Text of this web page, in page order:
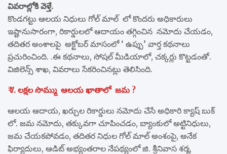
వివరాల్లోకి వెళ్తే.
కొండగట్టు ఆలయ నిధులు గోల్ మాల్ లో కొందరు అధికారులు
ఇష్టానుసారంగా, రికార్డులలో ఆదాయం తగ్గించిన నమోదు చేయడం,
తదితర అంశాలపై అక్టోబర్ మాసంలో ‘ ఉప్పు’ వార్త కథనాలు
ప్రచురించింది. .ఈ కథనాలు, సోషల్ మీడియాలో, చక్కర్లు కొట్టడంతో.
విజిలెన్స్ శాఖ, వివరాలు సేకరించినట్లు తెలిసింది.
₹ 7. లక్షల సొమ్ము ఆలయ ఖాతాలో జమ ?
ఆలయ ఆదాయ, ఖర్చుల రికార్డులు నమోదు చేసే అధికారి క్యాష్ బుక్
లో. జమ నమోదు, తక్కువగా చూపించడం, బ్యాంకులో అట్టినిధులు,
జమ చేయకపోవడం, తదితర నిధుల గోల్ మాల్ అంశంపై, అనేక
ఫిర్యాదులు, ఆడిట్ అభ్యంతరాల నేపథ్యంలో జి. శ్రీనివాస శర్మ,